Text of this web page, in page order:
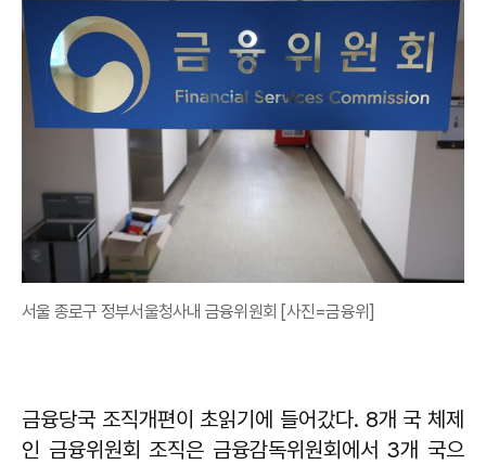
서울 종로구 정부서울청사내 금융위원회 [사진=금융위]
금융당국 조직개편이 초읽기에 들어갔다. 8개 국 체제
인 금융위원회 조직은 금융감독위원회에서 3개 국으